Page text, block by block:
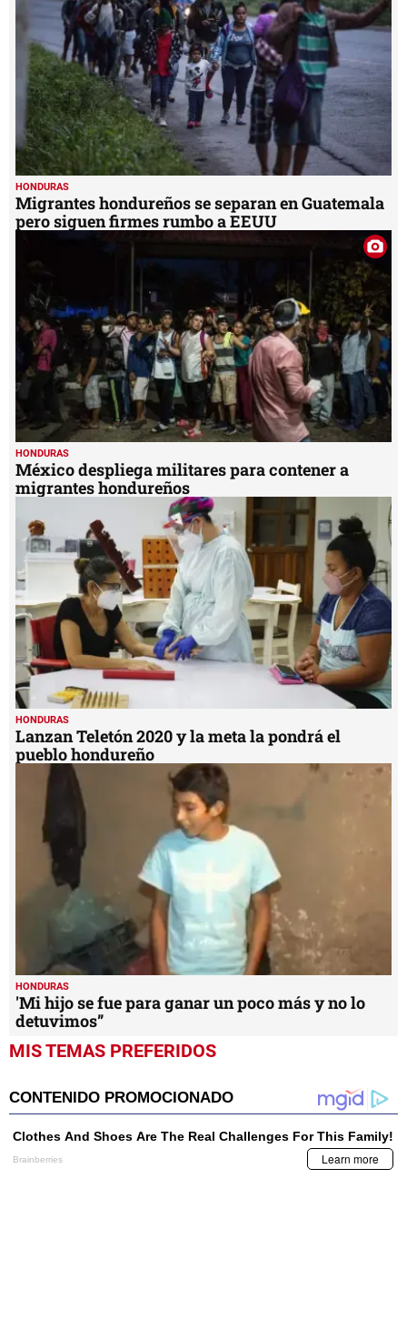
seconds
HONDURAS
Migrantes hondureños se separan en Guatemala
pero siguen firmes rumbo a EEUU
HONDURAS
México despliega militares para contener a
migrantes hondureños
HONDURAS
Lanzan Teletón 2020 y la meta la pondrá el
pueblo hondureño
HONDURAS
'Mi hijo se fue para ganar un poco más y no lo
detuvimos”
MIS TEMAS PREFERIDOS